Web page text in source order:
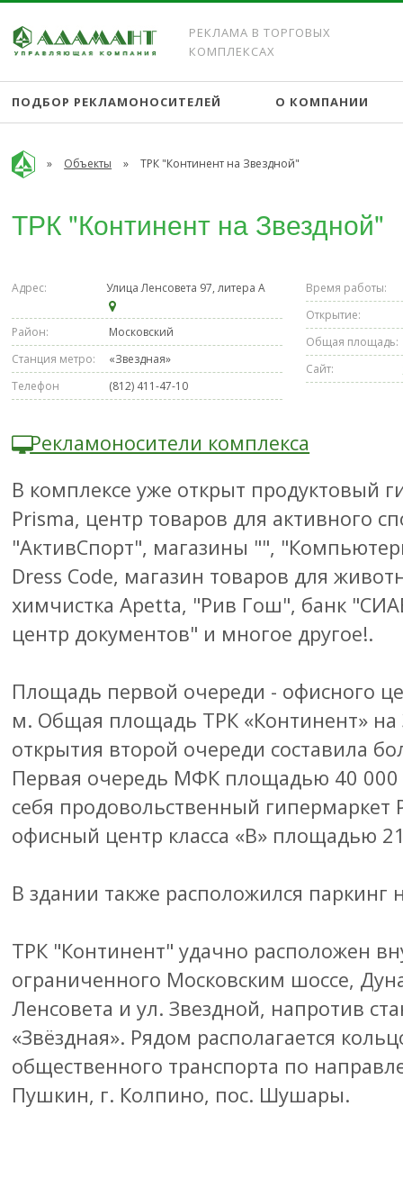
РЕКЛАМА В ТОРГОВЫХ
КОМПЛЕКСАХ
ПОДБОР РЕКЛАМОНОСИТЕЛЕЙ О КОМПАНИИ
» Объекты » ТРК "Континент на Звездной"
ТРК "Континент на Звездной"
Адрес: Улица Ленсовета 97, литера А
Район:
Московский
Станция метро:
«Звездная»
Телефон
(812) 411-47-10
Время работы:
Открытие:
Общая площадь:
Сайт:
Рекламоносители комплекса
В комплексе уже открыт продуктовый
Prisma, центр товаров для активного
"АктивСпорт", магазины "",
Dress Code, магазин товаров для
химчистка Apetta, "Рив Гош", банк
центр документов" и многое другое!.
Площадь первой очереди - офисного
м. Общая площадь ТРК «Континент» на
открытия второй очереди составила
Первая очередь МФК площадью 40 000
себя продовольственный гипермаркет
офисный центр класса «B» площадью
В здании также расположился
ТРК "Континент" удачно расположен
ограниченного Московским шоссе,
Ленсовета и ул. Звездной, напротив
«Звёздная». Рядом располагается
общественного транспорта по
Пушкин, г. Колпино, пос. Шушары.